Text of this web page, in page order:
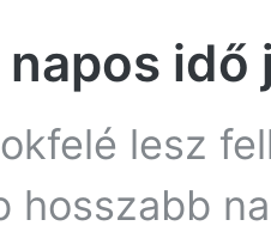
napos
lesz
hosszabb